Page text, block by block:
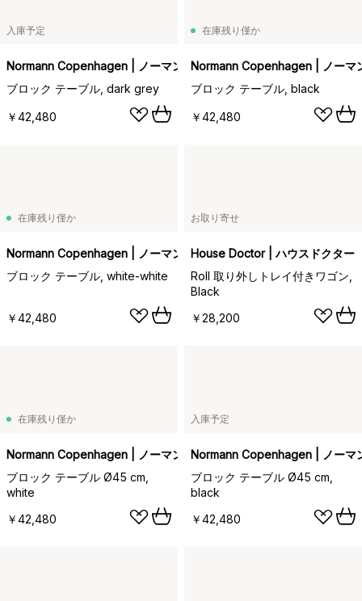
入庫予定
Normann Copenhagen | ノーマンコペンハーゲン
ブロック テーブル, dark grey
￥42,480
在庫残り僅か
Normann Copenhagen | ノーマ
ブロック テーブル, black
￥42,480
在庫残り僅か
Normann Copenhagen | ノーマンコペンハーゲン
ブロック テーブル, white-white
￥42,480
お取り寄せ
House Doctor | ハウスドクター
Roll 取り外しトレイ付きワゴン,
Black
￥28,200
在庫残り僅か
Normann Copenhagen | ノーマンコペンハーゲン
ブロック テーブル Ø45 cm,
white
￥42,480
入庫予定
Normann Copenhagen | ノーマ
ブロック テーブル Ø45 cm,
black
￥42,480